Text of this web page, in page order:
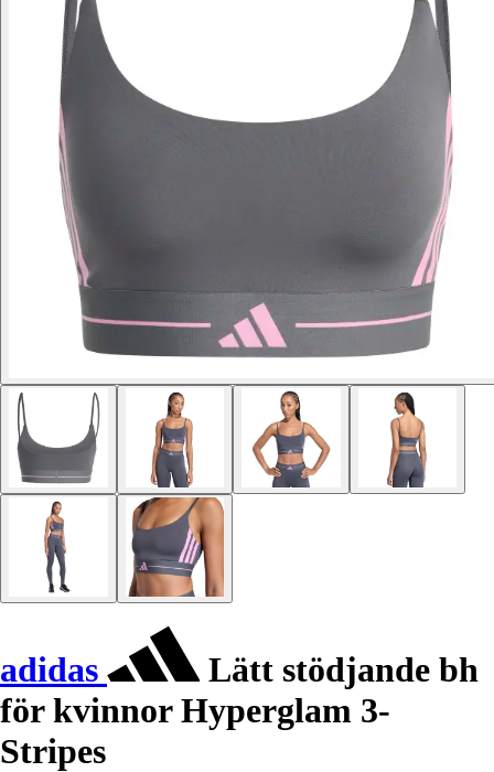
adidas
Lätt stödjande bh
för kvinnor Hyperglam 3-
Stripes